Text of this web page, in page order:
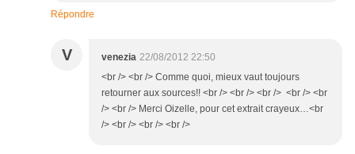
Répondre
V venezia 22/08/2012 22:50
<br /> <br /> Comme quoi, mieux vaut toujours
retourner aux sources!! <br /> <br /> <br /> <br /> <br
/> <br /> Merci Oizelle, pour cet extrait crayeux…<br
/> <br /> <br /> <br />